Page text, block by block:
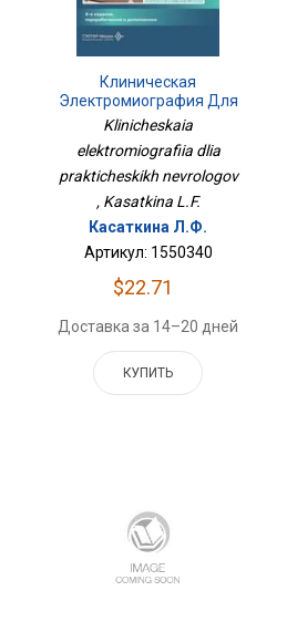
Клиническая
Электромиография Для
Практических
Klinicheskaia
elektromiografiia dlia
prakticheskikh nevrologov
, Kasatkina L.F.
Касаткина Л.Ф.
Артикул: 1550340
$22.71
Доставка за 14–20 дней
КУПИТЬ